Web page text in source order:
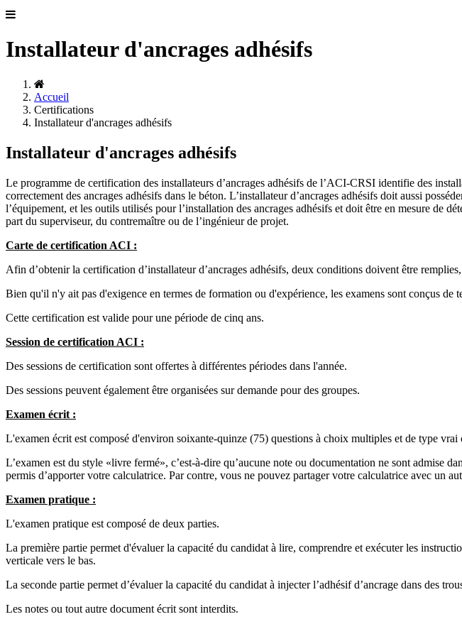
Installateur d'ancrages adhésifs
Accueil
Certifications
Installateur d'ancrages adhésifs
Installateur d'ancrages adhésifs
Le programme de certification des installateurs d’ancrages adhésifs de l’ACI-CRSI identifie des
correctement des ancrages adhésifs dans le béton. L’installateur d’ancrages adhésifs doit aussi
l’équipement, et les outils utilisés pour l’installation des ancrages adhésifs et doit être en mesure de
part du superviseur, du contremaître ou de l’ingénieur de projet.
Carte de certification ACI :
Afin d’obtenir la certification d’installateur d’ancrages adhésifs, deux conditions doivent être
Bien qu'il n'y ait pas d'exigence en termes de formation ou d'expérience, les examens sont conçus de
Cette certification est valide pour une période de cinq ans.
Session de certification ACI :
Des sessions de certification sont offertes à différentes périodes dans l'année.
Des sessions peuvent également être organisées sur demande pour des groupes.
Examen écrit :
L'examen écrit est composé d'environ soixante-quinze (75) questions à choix multiples et de type
L’examen est du style «livre fermé», c’est-à-dire qu’aucune note ou documentation ne sont admise
permis d’apporter votre calculatrice. Par contre, vous ne pouvez partager votre calculatrice avec un
Examen pratique :
L'examen pratique est composé de deux parties.
La première partie permet d'évaluer la capacité du candidat à lire, comprendre et exécuter les
verticale vers le bas.
La seconde partie permet d’évaluer la capacité du candidat à injecter l’adhésif d’ancrage dans des
Les notes ou tout autre document écrit sont interdits.